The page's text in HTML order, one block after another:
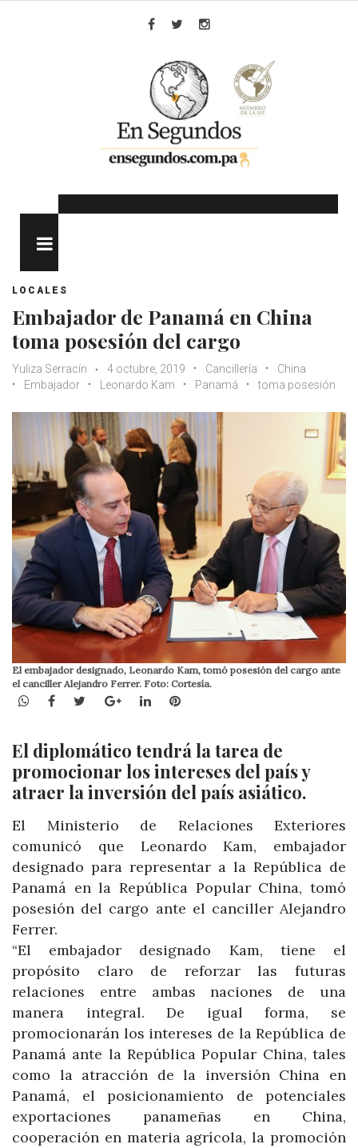
LOCALES
Embajador de Panamá en China
toma posesión del cargo
Yuliza Serracín 4 octubre, 2019 Cancillería
China
Embajador
Leonardo Kam Panamá toma posesión
El embajador designado, Leonardo Kam, tomó posesión del cargo ante
el canciller Alejandro Ferrer. Foto: Cortesía.
WhatsApp
Facebook
TwitterGoogle+LinkedInPinterest
El diplomático tendrá la tarea de
promocionar los intereses del país y
atraer la inversión del país asiático.
El Ministerio de Relaciones Exteriores
comunicó que Leonardo Kam, embajador
designado para representar a la República de
Panamá en la República Popular China, tomó
posesión del cargo ante el canciller Alejandro
Ferrer.
“El embajador designado Kam, tiene el
propósito claro de reforzar las futuras
relaciones entre ambas naciones de una
manera integral. De igual forma, se
promocionarán los intereses de la República de
Panamá ante la República Popular China, tales
como la atracción de la inversión China en
Panamá, el posicionamiento de potenciales
exportaciones panameñas en China,
cooperación en materia agrícola, la promoción